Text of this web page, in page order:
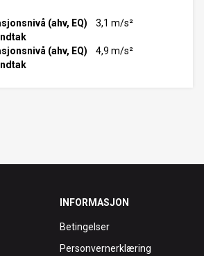
(ahv, EQ)
3,1 m/s²
(ahv, EQ)
4,9 m/s²
INFORMASJON
Betingelser
Personvernerklæring